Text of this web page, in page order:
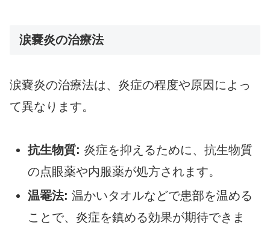
涙嚢炎の治療法
涙嚢炎の治療法は、炎症の程度や原因によっ
て異なります。
抗生物質: 炎症を抑えるために、抗生物質
の点眼薬や内服薬が処方されます。
温罨法: 温かいタオルなどで患部を温める
ことで、炎症を鎮める効果が期待できま